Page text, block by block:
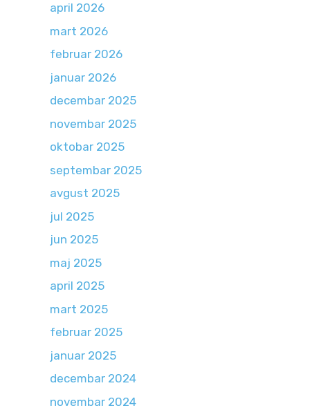
april 2026
mart 2026
februar 2026
januar 2026
decembar 2025
novembar 2025
oktobar 2025
septembar 2025
avgust 2025
jul 2025
jun 2025
maj 2025
april 2025
mart 2025
februar 2025
januar 2025
decembar 2024
novembar 2024